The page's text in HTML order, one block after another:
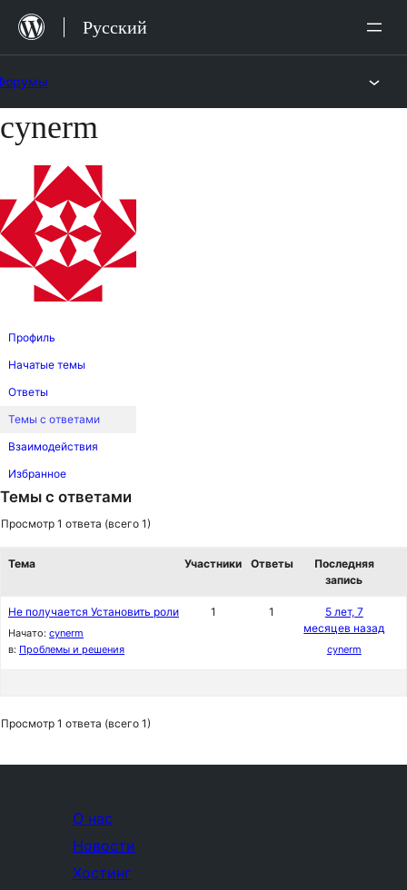
Перейти
Русский
Перейти
содержимому
cynerm
Профиль
Начатые темы
Ответы
Темы с ответами
Взаимодействия
Избранное
Темы с ответами
Просмотр 1 ответа (всего 1)
Тема Участники Ответы
Последняя
запись
Не получается Установить роли
Начато: cynerm
в: Проблемы и решения
1 1
5 лет, 7
месяцев назад
cynerm
Просмотр 1 ответа (всего 1)
О нас
Новости
Хостинг